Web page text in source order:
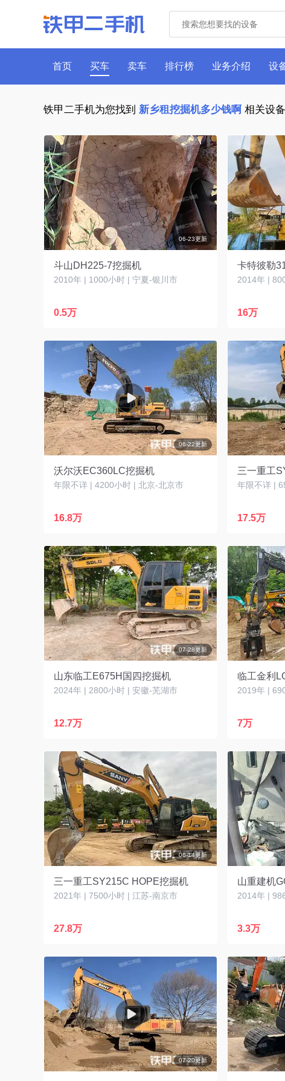
首页 买车 卖车 排行榜 业务介绍 设
铁甲二手机为您找到 新乡租挖掘机多少钱啊 相关设
06-23更新
斗山DH225-7挖掘机
2010年 | 1000小时 | 宁夏-银川市
0.5万
卡特彼勒
2014年 |
16万
06-22更新
沃尔沃EC360LC挖掘机
年限不详 | 4200小时 | 北京-北京市
16.8万
三一重工
年限不详 |
17.5万
07-28更新
山东临工E675H国四挖掘机
2024年 | 2800小时 | 安徽-芜湖市
12.7万
临工金利
2019年 |
7万
06-14更新
三一重工SY215C HOPE挖掘机
2021年 | 7500小时 | 江苏-南京市
27.8万
山重建机
2014年 |
3.3万
07-20更新